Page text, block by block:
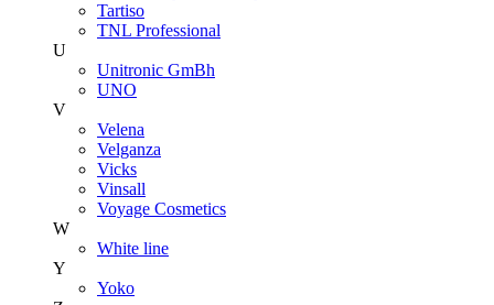
Tartiso
TNL Professional
U
Unitroniс GmBh
UNO
V
Velena
Velganza
Vicks
Vinsall
Voyage Cosmetics
W
White line
Y
Yoko